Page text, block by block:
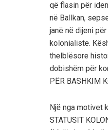
që flasin për
në Ballkan,
janë në dijeni
kolonialiste.
thelblësore
dobishëm për
PËR BASHKIM
Një nga motivet
STATUSIT